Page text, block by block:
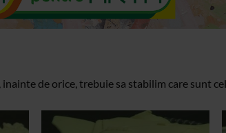
de orice, trebuie sa stabilim care sunt